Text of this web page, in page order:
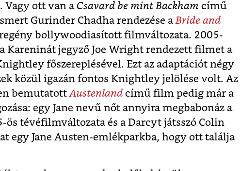
Vagy ott van a Csavard be mint Backham című
Gurinder Chadha rendezése a Bride and
bollywoodiasított filmváltozata. 2005-
Kareninát jegyző Joe Wright rendezett filmet a
főszereplésével. Ezt az adaptációt négy
közül igazán fontos Knightley jelölése volt. Az
bemutatott Austenland című film pedig már a
egy Jane nevű nőt annyira megbabonáz a
ös tévéfilmváltozata és a Darcyt játsszó Colin
egy Jane Austen-emlékparkba, hogy ott találja